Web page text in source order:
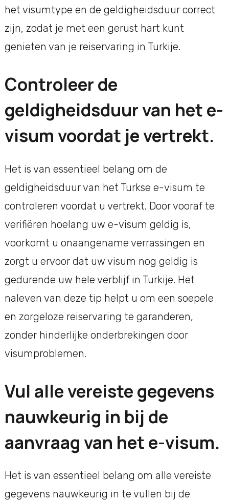
het visumtype en de geldigheidsduur correct
zijn, zodat je met een gerust hart kunt
genieten van je reiservaring in Turkije.
Controleer de
geldigheidsduur van het e-
visum voordat je vertrekt.
Het is van essentieel belang om de
geldigheidsduur van het Turkse e-visum te
controleren voordat u vertrekt. Door vooraf te
verifiëren hoelang uw e-visum geldig is,
voorkomt u onaangename verrassingen en
zorgt u ervoor dat uw visum nog geldig is
gedurende uw hele verblijf in Turkije. Het
naleven van deze tip helpt u om een soepele
en zorgeloze reiservaring te garanderen,
zonder hinderlijke onderbrekingen door
visumproblemen.
Vul alle vereiste gegevens
nauwkeurig in bij de
aanvraag van het e-visum.
Het is van essentieel belang om alle vereiste
gegevens nauwkeurig in te vullen bij de